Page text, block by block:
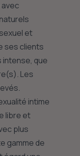
et
ses clients
intense, que
Les
intime
libre et
plus
gamme de